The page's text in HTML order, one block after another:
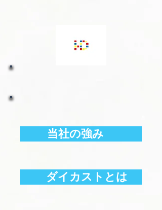
当社の強み
ダイカストとは